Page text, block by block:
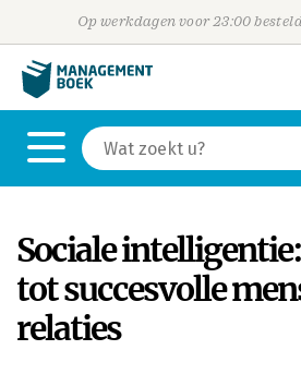
Op werkdagen voor 23:00
Sociale
tot succesvolle
relaties